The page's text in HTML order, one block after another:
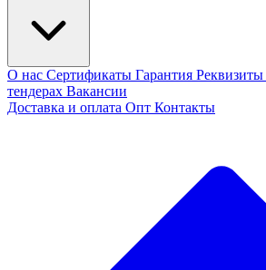
О нас Сертификаты Гарантия Реквизиты
тендерах Вакансии
Доставка и оплата Опт Контакты